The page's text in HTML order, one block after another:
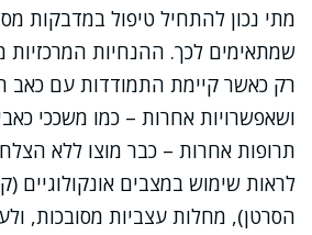
מתי נכון להתחיל טיפול במדבקות
שמתאימים לכך. ההנחיות המרכזיות
רק כאשר קיימת התמודדות עם כאב
ושאפשרויות אחרות – כמו משככי
תרופות אחרות – כבר מוצו ללא
לראות שימוש במצבים אונקולוגיים
הסרטן), מחלות עצביות מסובכות,